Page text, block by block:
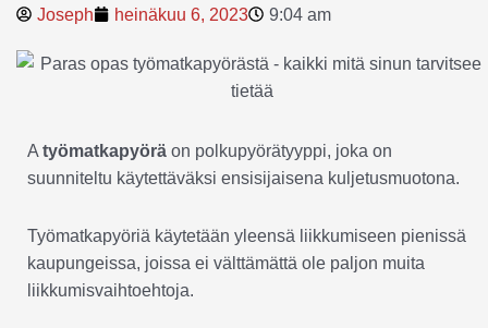
Joseph heinäkuu 6, 2023 9:04 am
A työmatkapyörä on polkupyörätyyppi, joka on
suunniteltu käytettäväksi ensisijaisena kuljetusmuotona.
Työmatkapyöriä käytetään yleensä liikkumiseen pienissä
kaupungeissa, joissa ei välttämättä ole paljon muita
liikkumisvaihtoehtoja.